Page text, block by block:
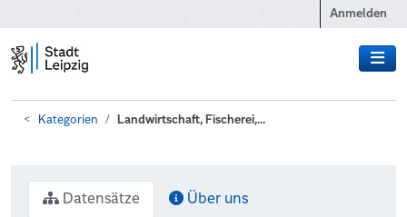
Anmelden
Kategorien Landwirtschaft, Fischerei,...
Datensätze Über uns